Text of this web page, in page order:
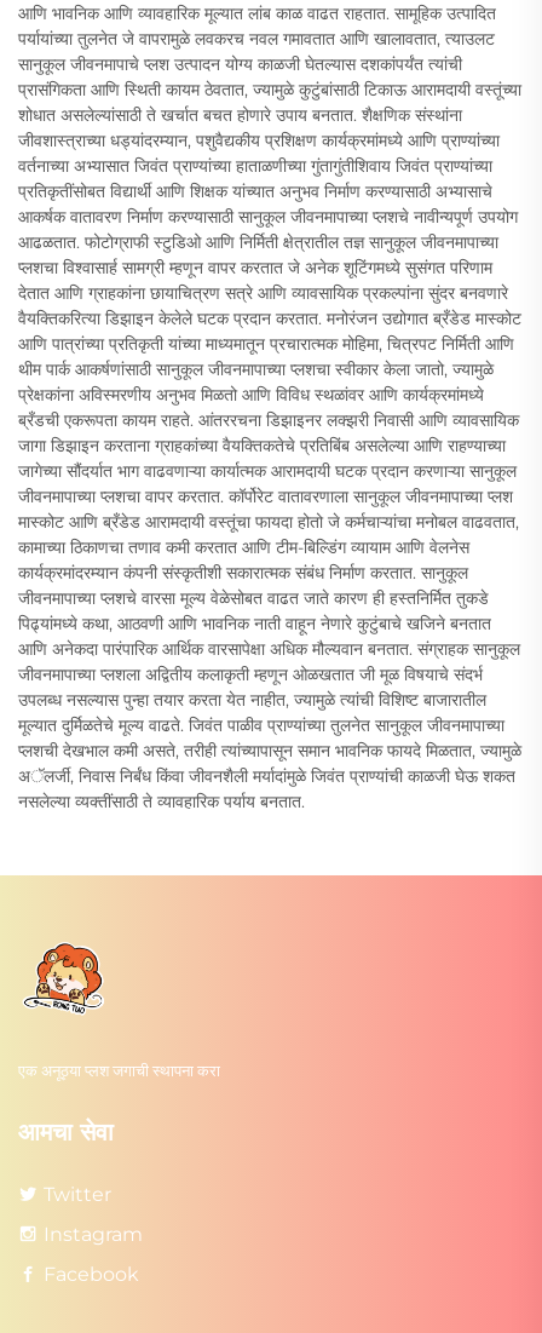
आणि भावनिक आणि व्यावहारिक मूल्यात लांब काळ वाढत राहतात. सामूहिक उत्पादित
पर्यायांच्या तुलनेत जे वापरामुळे लवकरच नवल गमावतात आणि खालावतात, त्याउलट
सानुकूल जीवनमापाचे प्लश उत्पादन योग्य काळजी घेतल्यास दशकांपर्यंत त्यांची
प्रासंगिकता आणि स्थिती कायम ठेवतात, ज्यामुळे कुटुंबांसाठी टिकाऊ आरामदायी वस्तूंच्या
शोधात असलेल्यांसाठी ते खर्चात बचत होणारे उपाय बनतात. शैक्षणिक संस्थांना
जीवशास्त्राच्या धड्यांदरम्यान, पशुवैद्यकीय प्रशिक्षण कार्यक्रमांमध्ये आणि प्राण्यांच्या
वर्तनाच्या अभ्यासात जिवंत प्राण्यांच्या हाताळणीच्या गुंतागुंतीशिवाय जिवंत प्राण्यांच्या
प्रतिकृतींसोबत विद्यार्थी आणि शिक्षक यांच्यात अनुभव निर्माण करण्यासाठी अभ्यासाचे
आकर्षक वातावरण निर्माण करण्यासाठी सानुकूल जीवनमापाच्या प्लशचे नावीन्यपूर्ण उपयोग
आढळतात. फोटोग्राफी स्टुडिओ आणि निर्मिती क्षेत्रातील तज्ञ सानुकूल जीवनमापाच्या
प्लशचा विश्वासार्ह सामग्री म्हणून वापर करतात जे अनेक शूटिंगमध्ये सुसंगत परिणाम
देतात आणि ग्राहकांना छायाचित्रण सत्रे आणि व्यावसायिक प्रकल्पांना सुंदर बनवणारे
वैयक्तिकरित्या डिझाइन केलेले घटक प्रदान करतात. मनोरंजन उद्योगात ब्रँडेड मास्कोट
आणि पात्रांच्या प्रतिकृती यांच्या माध्यमातून प्रचारात्मक मोहिमा, चित्रपट निर्मिती आणि
थीम पार्क आकर्षणांसाठी सानुकूल जीवनमापाच्या प्लशचा स्वीकार केला जातो, ज्यामुळे
प्रेक्षकांना अविस्मरणीय अनुभव मिळतो आणि विविध स्थळांवर आणि कार्यक्रमांमध्ये
ब्रँडची एकरूपता कायम राहते. आंतररचना डिझाइनर लक्झरी निवासी आणि व्यावसायिक
जागा डिझाइन करताना ग्राहकांच्या वैयक्तिकतेचे प्रतिबिंब असलेल्या आणि राहण्याच्या
जागेच्या सौंदर्यात भाग वाढवणाऱ्या कार्यात्मक आरामदायी घटक प्रदान करणाऱ्या सानुकूल
जीवनमापाच्या प्लशचा वापर करतात. कॉर्पोरेट वातावरणाला सानुकूल जीवनमापाच्या प्लश
मास्कोट आणि ब्रँडेड आरामदायी वस्तूंचा फायदा होतो जे कर्मचाऱ्यांचा मनोबल वाढवतात,
कामाच्या ठिकाणचा तणाव कमी करतात आणि टीम-बिल्डिंग व्यायाम आणि वेलनेस
कार्यक्रमांदरम्यान कंपनी संस्कृतीशी सकारात्मक संबंध निर्माण करतात. सानुकूल
जीवनमापाच्या प्लशचे वारसा मूल्य वेळेसोबत वाढत जाते कारण ही हस्तनिर्मित तुकडे
पिढ्यांमध्ये कथा, आठवणी आणि भावनिक नाती वाहून नेणारे कुटुंबाचे खजिने बनतात
आणि अनेकदा पारंपारिक आर्थिक वारसापेक्षा अधिक मौल्यवान बनतात. संग्राहक सानुकूल
जीवनमापाच्या प्लशला अद्वितीय कलाकृती म्हणून ओळखतात जी मूळ विषयाचे संदर्भ
उपलब्ध नसल्यास पुन्हा तयार करता येत नाहीत, ज्यामुळे त्यांची विशिष्ट बाजारातील
मूल्यात दुर्मिळतेचे मूल्य वाढते. जिवंत पाळीव प्राण्यांच्या तुलनेत सानुकूल जीवनमापाच्या
प्लशची देखभाल कमी असते, तरीही त्यांच्यापासून समान भावनिक फायदे मिळतात, ज्यामुळे
अॅलर्जी, निवास निर्बंध किंवा जीवनशैली मर्यादांमुळे जिवंत प्राण्यांची काळजी घेऊ शकत
नसलेल्या व्यक्तींसाठी ते व्यावहारिक पर्याय बनतात.
एक अनूठ्या प्लश जगाची स्थापना करा
आमचा सेवा
Twitter
Instagram
Facebook